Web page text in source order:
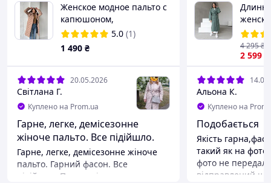
Женское модное пальто с
капюшоном,
наполнителем силикон
150 №1044
5.0 (1)
1 490 ₴
20.05.2026
Світлана Г.
Куплено на Prom.ua
Гарне, легке, демісезонне
жіноче пальто. Все підійшло.
Гарне, легке, демісезонне жіноче
пальто. Гарний фасон. Все
підійшло. Продавці швидко
с
2 599
4 295₴
Альона К.
Куплено на
Подобається
Якість
такий як на
фото не
відправлений